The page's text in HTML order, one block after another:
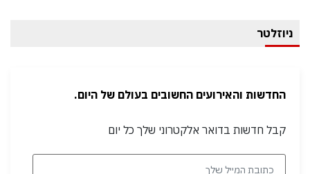
ניוזלטר
החדשות והאירועים החשובים בעולם של היום.
קבל חדשות בדואר אלקטרוני שלך כל יום